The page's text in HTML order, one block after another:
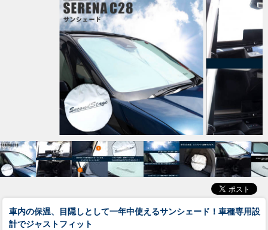
車内の保温、目隠しとして一年中使えるサンシェード！車種専用設
計でジャストフィット